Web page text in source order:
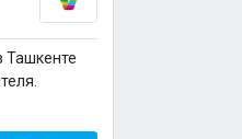
Ташкенте